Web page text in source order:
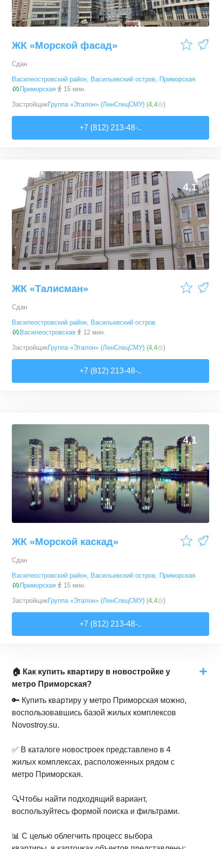
ЖК «Морской фасад»
Сдан
Василеостровский район, Васильевский остров, Приморская
Приморская
15 мин.
ЗастройщикГруппа «Эталон» (ЛенСпецСМУ) (4,4 )
+7 (812) 213-48-..
4,1
ЖК «Талисман»
Сдан
Василеостровский район, Васильевский остров
Василеостровская
12 мин.
ЗастройщикГруппа «Эталон» (ЛенСпецСМУ) (4,4 )
+7 (812) 213-48-..
4,1
ЖК «Морской каскад»
Сдан
Василеостровский район, Васильевский остров, Приморская
Приморская
15 мин.
ЗастройщикГруппа «Эталон» (ЛенСпецСМУ) (4,4 )
+7 (812) 213-48-..
🏠 Как купить квартиру в новостройке у
метро Приморская?
🔑 Купить квартиру у метро Приморская можно,
воспользовавшись базой жилых комплексов
Novostroy.su.
✅ В каталоге новостроек представлено в 4
жилых комплексах, расположенных рядом с
метро Приморская.
🔍Чтобы найти подходящий вариант,
воспользуйтесь формой поиска и фильтрами.
📊 С целью облегчить процесс выбора